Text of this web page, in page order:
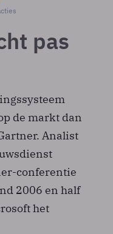
pas
de markt dan
Analist
conferentie
2006 en half
het